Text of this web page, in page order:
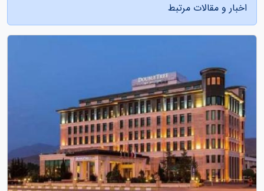
اخبار و مقالات مرتبط